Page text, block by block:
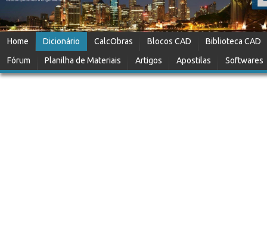
Home Dicionário CalcObras Blocos CAD
Biblioteca CAD
Fórum
Planilha de Materiais Artigos Apostilas Softwares